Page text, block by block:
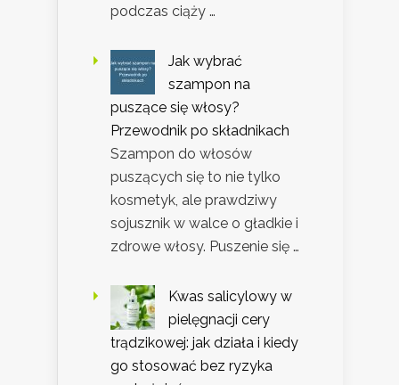
podczas ciąży …
Jak wybrać
szampon na
puszące się włosy?
Przewodnik po składnikach
Szampon do włosów
puszących się to nie tylko
kosmetyk, ale prawdziwy
sojusznik w walce o gładkie i
zdrowe włosy. Puszenie się …
Kwas salicylowy w
pielęgnacji cery
trądzikowej: jak działa i kiedy
go stosować bez ryzyka